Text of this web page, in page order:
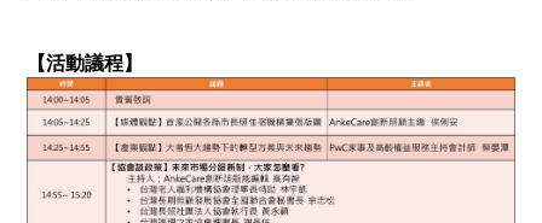
【活動議程】